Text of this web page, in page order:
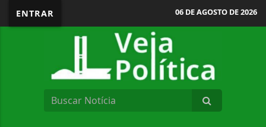
ENTRAR 06 DE AGOSTO DE 2026